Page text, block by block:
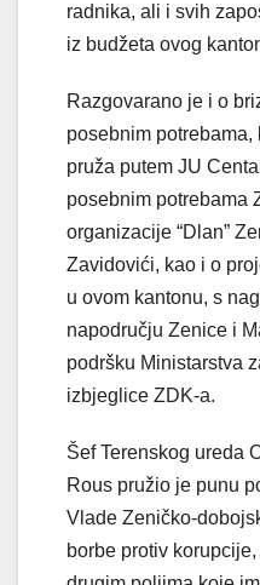
radnika, ali i svih
iz budžeta ovog
Razgovarano je i o
posebnim potrebama,
pruža putem JU
posebnim potrebama
organizacije “Dlan”
Zavidovići, kao i o
u ovom kantonu, s
napodručju Zenice i
podršku Ministarstva
izbjeglice ZDK-a.
Šef Terenskog ureda
Rous pružio je punu
Vlade Zeničko-
borbe protiv